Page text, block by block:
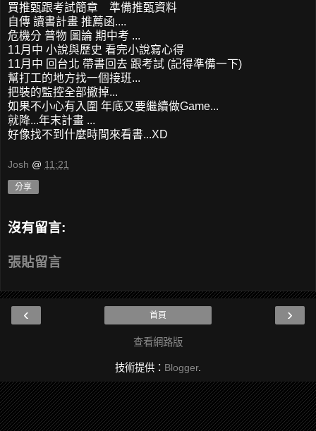
買推甄跟考試簡章 準備推甄資料
自傳 讀書計畫 推薦函....
危機分 普物 圖論 期中考 ...
11月中 小說與歷史 看完小說寫心得
11月中 回台北 帶書回去 跟考試 (記得準備一下)
幫打工的地方找一個接班...
把裝的監控全部撤掉...
如果不小心有入圍 年底又要繼續做Game...
就降...年末計畫 ...
好像找不到什麼時間來看書...XD
Josh @ 11:21
分享
沒有留言:
張貼留言
‹ ›
首頁
查看網路版
技術提供： Blogger.